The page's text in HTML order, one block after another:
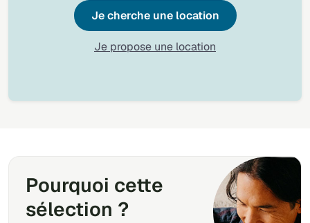
Je cherche une location
Je propose une location
Pourquoi cette
sélection ?